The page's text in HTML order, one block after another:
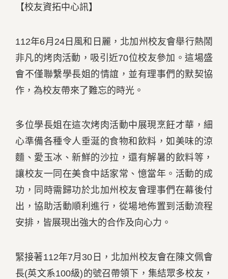
【校友資拓中心訊】
112年6月24日風和日麗，北加州校友會舉行熱鬧
非凡的烤肉活動，吸引近70位校友參加。這場盛
會不僅聯繫學長姐的情誼，並有理事們的默契協
作，為校友帶來了難忘的時光。
多位學長姐在這次烤肉活動中展現烹飪才華，細
心準備各種令人垂涎的食物和飲料，如美味的涼
麵、愛玉冰、新鮮的沙拉，還有解暑的飲料等，
讓校友一同在美食中話家常、憶當年。活動的成
功，同時需歸功於北加州校友會理事們在幕後付
出，協助活動順利進行，從場地佈置到活動流程
安排，皆展現出強大的合作及向心力。
緊接著112年7月30日，北加州校友會在陳文佩會
長(英文系100級)的號召帶領下，集結眾多校友，